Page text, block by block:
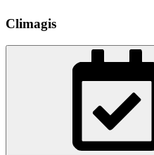
Climagis